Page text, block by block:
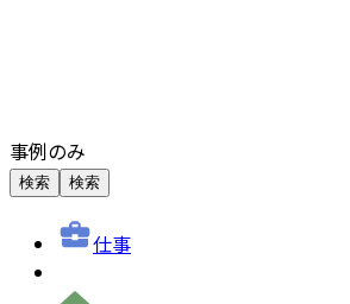
事例のみ
検索 検索
仕事